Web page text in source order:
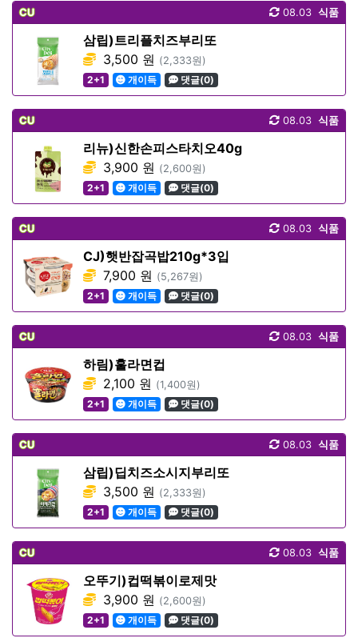
CU 식품
08.03
삼립)트리플치즈부리또
3,500 원 (2,333원)
2+1
개이득 댓글(0)
CU 식품
08.03
리뉴)신한손피스타치오40g
3,900 원 (2,600원)
2+1
개이득 댓글(0)
CU 식품
08.03
CJ)햇반잡곡밥210g*3입
7,900 원 (5,267원)
2+1
개이득 댓글(0)
CU 식품
08.03
하림)훌라면컵
2,100 원 (1,400원)
2+1
개이득 댓글(0)
CU 식품
08.03
삼립)딥치즈소시지부리또
3,500 원 (2,333원)
2+1
개이득 댓글(0)
CU 식품
08.03
오뚜기)컵떡볶이로제맛
3,900 원 (2,600원)
2+1
개이득 댓글(0)